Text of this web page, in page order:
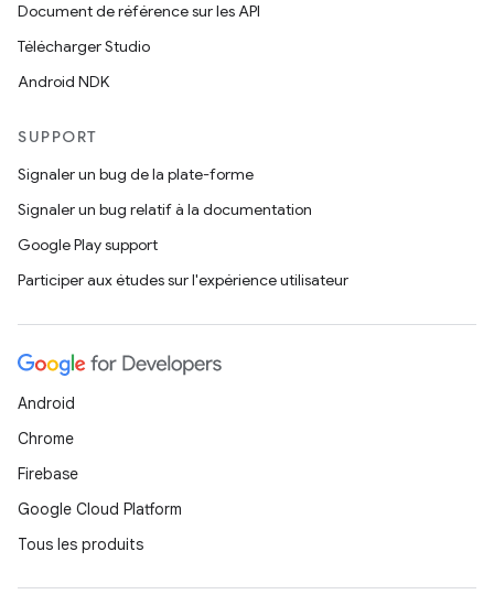
Document de référence sur les API
Télécharger Studio
Android NDK
SUPPORT
Signaler un bug de la plate-forme
Signaler un bug relatif à la documentation
Google Play support
Participer aux études sur l'expérience utilisateur
Android
Chrome
Firebase
Google Cloud Platform
Tous les produits